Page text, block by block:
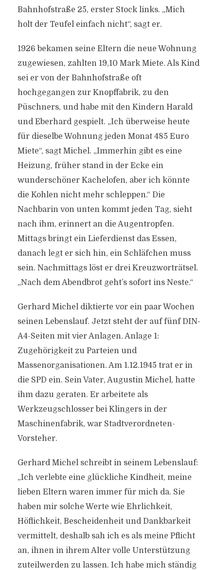
Bahnhofstraße 25, erster Stock links. „Mich
holt der Teufel einfach nicht“, sagt er.
1926 bekamen seine Eltern die neue Wohnung
zugewiesen, zahlten 19,10 Mark Miete. Als Kind
sei er von der Bahnhofstraße oft
hochgegangen zur Knopffabrik, zu den
Püschners, und habe mit den Kindern Harald
und Eberhard gespielt. „Ich überweise heute
für dieselbe Wohnung jeden Monat 485 Euro
Miete“, sagt Michel. „Immerhin gibt es eine
Heizung, früher stand in der Ecke ein
wunderschöner Kachelofen, aber ich könnte
die Kohlen nicht mehr schleppen.“ Die
Nachbarin von unten kommt jeden Tag, sieht
nach ihm, erinnert an die Augentropfen.
Mittags bringt ein Lieferdienst das Essen,
danach legt er sich hin, ein Schläfchen muss
sein. Nachmittags löst er drei Kreuzworträtsel.
„Nach dem Abendbrot geht’s sofort ins Neste.“
Gerhard Michel diktierte vor ein paar Wochen
seinen Lebenslauf. Jetzt steht der auf fünf DIN-
A4-Seiten mit vier Anlagen. Anlage 1:
Zugehörigkeit zu Parteien und
Massenorganisationen. Am 1.12.1945 trat er in
die SPD ein. Sein Vater, Augustin Michel, hatte
ihm dazu geraten. Er arbeitete als
Werkzeugschlosser bei Klingers in der
Maschinenfabrik, war Stadtverordneten-
Vorsteher.
Gerhard Michel schreibt in seinem Lebenslauf:
„Ich verlebte eine glückliche Kindheit, meine
lieben Eltern waren immer für mich da. Sie
haben mir solche Werte wie Ehrlichkeit,
Höflichkeit, Bescheidenheit und Dankbarkeit
vermittelt, deshalb sah ich es als meine Pflicht
an, ihnen in ihrem Alter volle Unterstützung
zuteilwerden zu lassen. Ich habe mich ständig